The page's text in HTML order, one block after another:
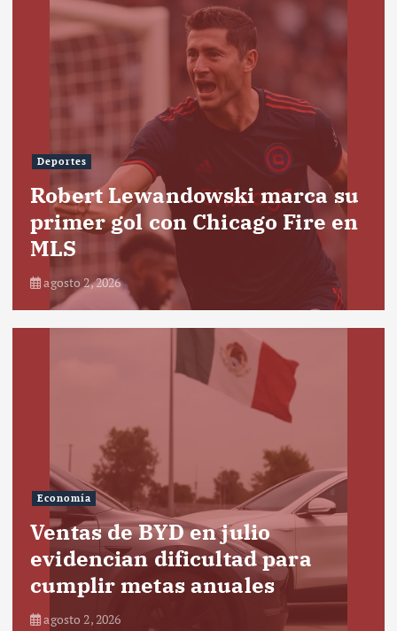
Deportes
Robert Lewandowski marca su
primer gol con Chicago Fire en
MLS
agosto 2, 2026
Economía
Ventas de BYD en julio
evidencian dificultad para
cumplir metas anuales
agosto 2, 2026